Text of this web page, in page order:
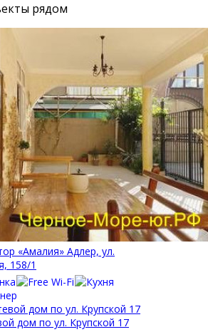
рядом
«Амалия» Адлер, ул.
158/1
дом по ул. Крупской 17